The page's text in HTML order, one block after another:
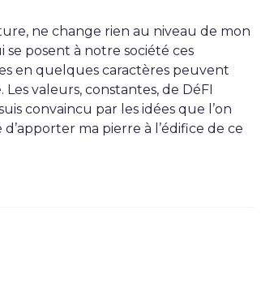
ne change rien au niveau de mon
posent à notre société ces
en quelques caractères peuvent
valeurs, constantes, de DéFI
convaincu par les idées que l’on
ma pierre à l’édifice de ce